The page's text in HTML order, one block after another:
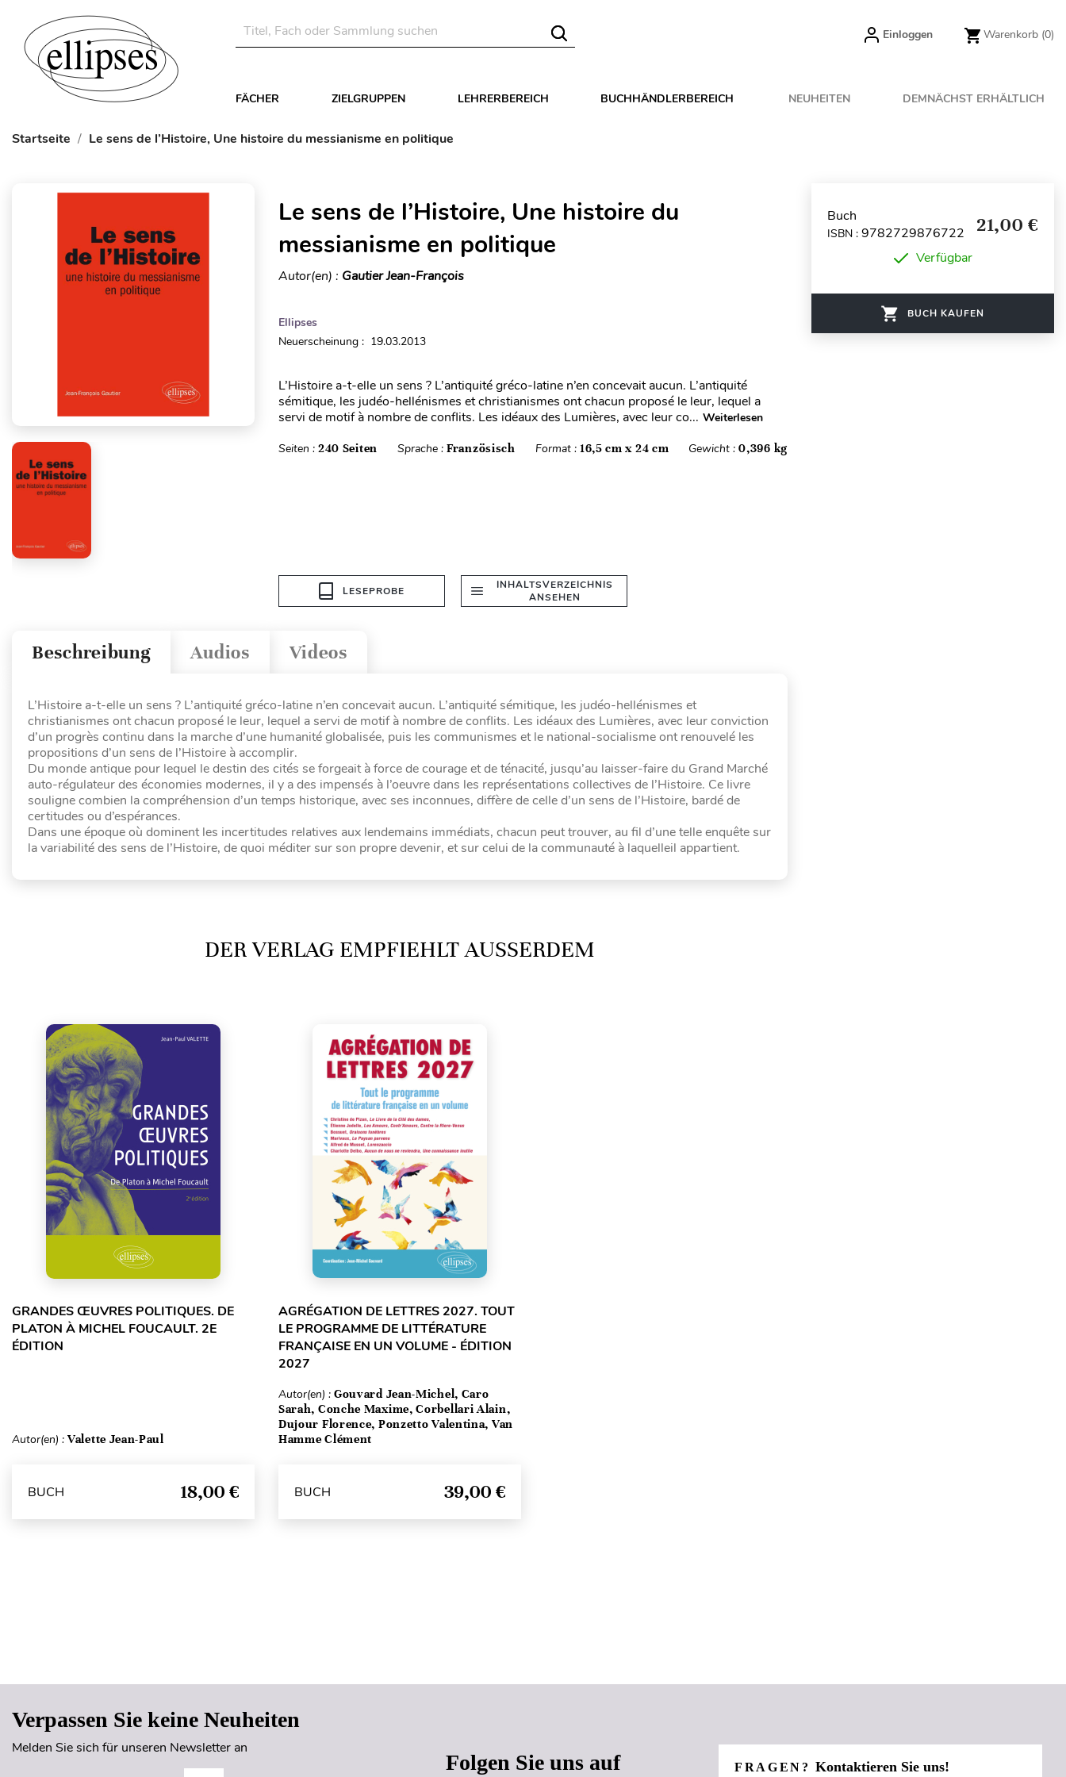
Einloggen Warenkorb (0)
FÄCHER ZIELGRUPPEN LEHRERBEREICH BUCHHÄNDLERBEREICH NEUHEITEN DEMNÄCHST ERHÄLTLICH
Startseite Le sens de l’Histoire, Une histoire du messianisme en politique
Le sens de l’Histoire, Une histoire du
messianisme en politique
Autor(en) : Gautier Jean-François
Ellipses
Neuerscheinung : 19.03.2013
L’Histoire a-t-elle un sens ? L’antiquité gréco-latine n’en concevait aucun. L’antiquité
sémitique, les judéo-hellénismes et christianismes ont chacun proposé le leur, lequel a
servi de motif à nombre de conflits. Les idéaux des Lumières, avec leur co... Weiterlesen
Seiten : 240 Seiten Sprache :Französisch Format : 16,5 cm x 24 cm Gewicht :0,396 kg
LESEPROBE
INHALTSVERZEICHNIS
ANSEHEN
Videos
Audios
Beschreibung
L’Histoire a-t-elle un sens ? L’antiquité gréco-latine n’en concevait aucun. L’antiquité sémitique, les judéo-hellénismes et
christianismes ont chacun proposé le leur, lequel a servi de motif à nombre de conflits. Les idéaux des Lumières, avec leur conviction
d’un progrès continu dans la marche d’une humanité globalisée, puis les communismes et le national-socialisme ont renouvelé les
propositions d’un sens de l’Histoire à accomplir.
Du monde antique pour lequel le destin des cités se forgeait à force de courage et de ténacité, jusqu’au laisser-faire du Grand Marché
auto-régulateur des économies modernes, il y a des impensés à l’oeuvre dans les représentations collectives de l’Histoire. Ce livre
souligne combien la compréhension d’un temps historique, avec ses inconnues, diffère de celle d’un sens de l’Histoire, bardé de
certitudes ou d’espérances.
Dans une époque où dominent les incertitudes relatives aux lendemains immédiats, chacun peut trouver, au fil d’une telle enquête sur
la variabilité des sens de l’Histoire, de quoi méditer sur son propre devenir, et sur celui de la communauté à laquelleil appartient.
DER VERLAG EMPFIEHLT AUSSERDEM
GRANDES ŒUVRES POLITIQUES. DE
PLATON À MICHEL FOUCAULT. 2E
ÉDITION
Autor(en) : Valette Jean-Paul
BUCH 18,00 €
AGRÉGATION DE LETTRES 2027. TOUT
LE PROGRAMME DE LITTÉRATURE
FRANÇAISE EN UN VOLUME - ÉDITION
2027
Autor(en) : Gouvard Jean-Michel, Caro
Sarah, Conche Maxime, Corbellari Alain,
Dujour Florence, Ponzetto Valentina, Van
Hamme Clément
BUCH 39,00 €
Buch
ISBN : 9782729876722 21,00 €
Verfügbar
BUCH KAUFEN
Verpassen Sie keine Neuheiten
Melden Sie sich für unseren Newsletter an
Folgen Sie uns auf FRAGEN?Kontaktieren Sie uns!